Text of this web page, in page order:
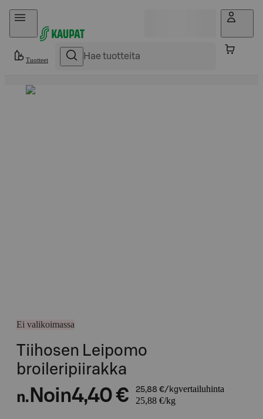
Hyppää sisältöön
Tuotteet
Ei valikoimassa
Tiihosen Leipomo
broileripiirakka
n. Noin4,40 € 25,88 €/kgvertailuhinta
25,88 €/kg